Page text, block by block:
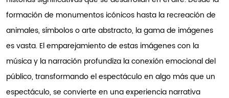
formación de monumentos icónicos hasta la recreación de
animales, símbolos o arte abstracto, la gama de imágenes
es vasta. El emparejamiento de estas imágenes con la
música y la narración profundiza la conexión emocional del
público, transformando el espectáculo en algo más que un
espectáculo, se convierte en una experiencia narrativa